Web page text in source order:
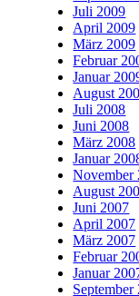
Juli 2009
April 2009
März 2009
Februar
Januar
August
Juli 2008
Juni 2008
März 2008
Januar
November
August
Juni 2007
April 2007
März 2007
Februar
Januar
September